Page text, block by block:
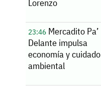
Lorenzo
23:46 Mercadito Pa’
Delante impulsa
economía y cuidado
ambiental